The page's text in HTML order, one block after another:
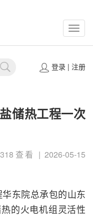
登录| 注册
储热工程一次
查看 | 2026-05-15
东院总承包的山东
的火电机组灵活性